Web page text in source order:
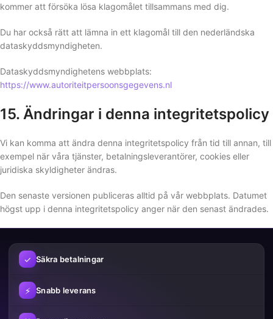
kommer att försöka lösa klagomålet tillsammans med dig.
Du har också rätt att lämna in ett klagomål till den nederländska
dataskyddsmyndigheten.
Dataskyddsmyndighetens webbplats:
https://www.autoriteitpersoonsgegevens.nl
15. Ändringar i denna integritetspolicy
Vi kan komma att ändra denna integritetspolicy från tid till annan, till
exempel när våra tjänster, betalningsleverantörer, cookies eller
juridiska skyldigheter ändras.
Den senaste versionen publiceras alltid på vår webbplats. Datumet
högst upp i denna integritetspolicy anger när den senast ändrades.
✓ Säkra betalningar
⚡ Snabb leverans